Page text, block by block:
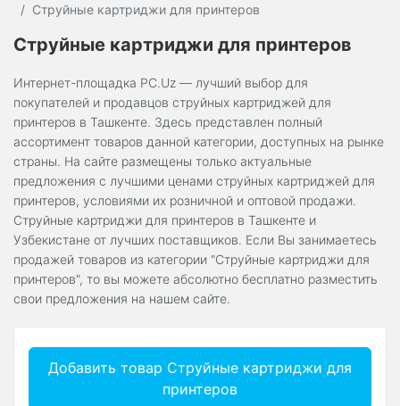
Струйные картриджи для принтеров
Струйные картриджи для принтеров
Интернет-площадка PC.Uz — лучший выбор для
покупателей и продавцов струйных картриджей для
принтеров в Ташкенте. Здесь представлен полный
ассортимент товаров данной категории, доступных на рынке
страны. На сайте размещены только актуальные
предложения с лучшими ценами струйных картриджей для
принтеров, условиями их розничной и оптовой продажи.
Струйные картриджи для принтеров в Ташкенте и
Узбекистане от лучших поставщиков. Если Вы занимаетесь
продажей товаров из категории "Струйные картриджи для
принтеров", то вы можете абсолютно бесплатно разместить
свои предложения на нашем сайте.
Добавить товар Струйные картриджи для
принтеров